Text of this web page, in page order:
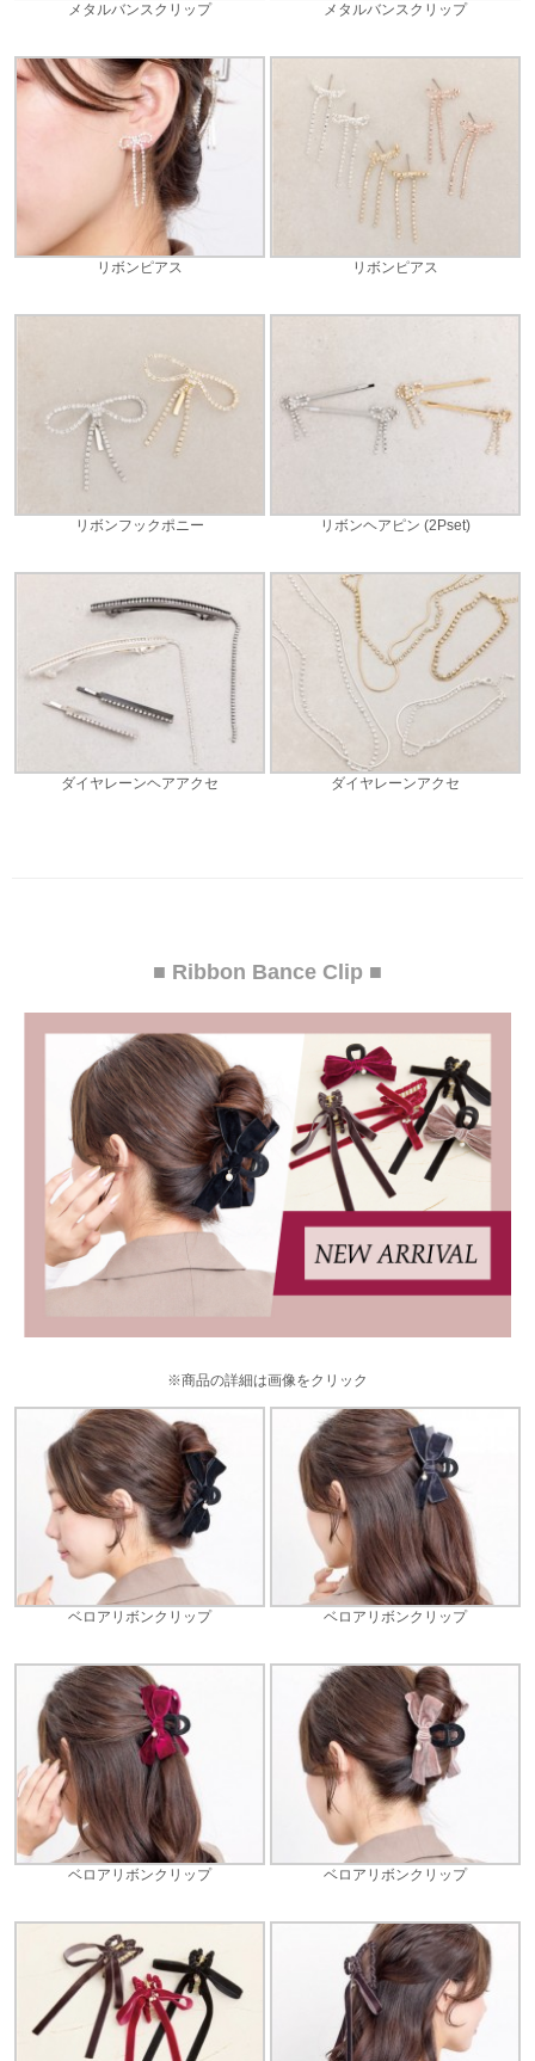
メタルバンスクリップ メタルバンスクリップ
リボンピアス リボンピアス
リボンフックポニー リボンヘアピン (2Pset)
ダイヤレーンヘアアクセ ダイヤレーンアクセ
■ Ribbon Bance Clip ■
※商品の詳細は画像をクリック
ベロアリボンクリップ ベロアリボンクリップ
ベロアリボンクリップ ベロアリボンクリップ